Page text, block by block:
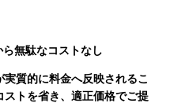
無駄なコストなし
質的に料金へ反映されるこ
ストを省き、適正価格でご提